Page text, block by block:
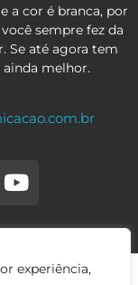
experiência,
a cor é branca, por
sempre fez da
Se até agora tem
melhor.